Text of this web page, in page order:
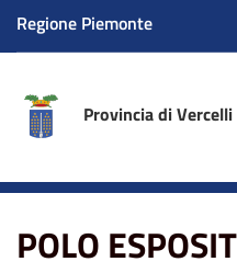
Regione Piemonte
Provincia di Vercelli
POLO